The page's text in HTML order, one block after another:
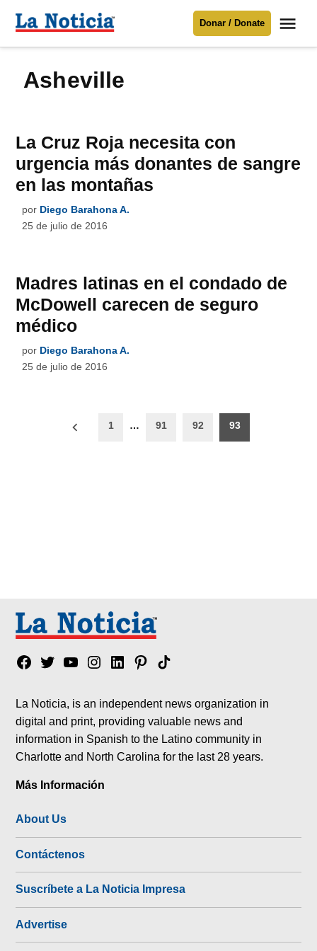
Para mantenerte informado necesitamos
contenido
Noticia
Donar / Donate
Asheville
La Cruz Roja necesita con
urgencia más donantes de sangre
en las montañas
por Diego Barahona A.
25 de julio de 2016
Madres latinas en el condado de
McDowell carecen de seguro
médico
por Diego Barahona A.
25 de julio de 2016
Paginación1 … 91 92 93
Facebook
TwitterYouTubeInstagram
LinkedinPinterest
Tik
La Noticia, is an independent news organization in
digital and print, providing valuable news and
information in Spanish to the Latino community in
Charlotte and North Carolina for the last 28 years.
Más Información
About Us
Contáctenos
Suscríbete a La Noticia Impresa
Advertise